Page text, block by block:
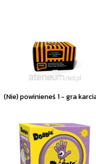
(Nie) powinieneś 1 - gra